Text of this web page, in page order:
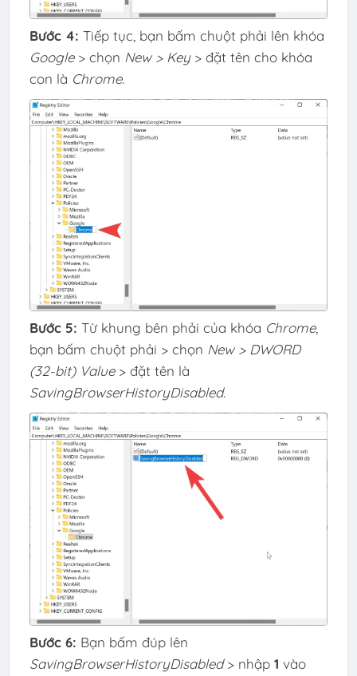
Bước 4: Tiếp tục, bạn bấm chuột phải lên khóa
Google> chọn New > Key> đặt tên cho khóa
con là Chrome.
Bước 5: Từ khung bên phải của khóa Chrome,
bạn bấm chuột phải > chọn New > DWORD
(32-bit) Value> đặt tên là
SavingBrowserHistoryDisabled.
Bước 6: Bạn bấm đúp lên
SavingBrowserHistoryDisabled> nhập 1 vào